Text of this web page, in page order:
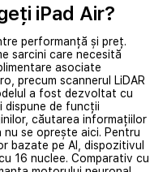
iPad Air?
performanță și preț.
sarcini care necesită
asociate
precum scannerul LiDAR
a fost dezvoltat cu
dispune de funcții
căutarea informațiilor
se oprește aici. Pentru
bazate pe AI, dispozitivul
16 nuclee. Comparativ cu